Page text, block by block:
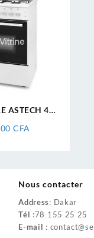
ASTECH 4
CFA
Nous contacter
Address: Dakar
Tél :78 155 25 25
E-mail :